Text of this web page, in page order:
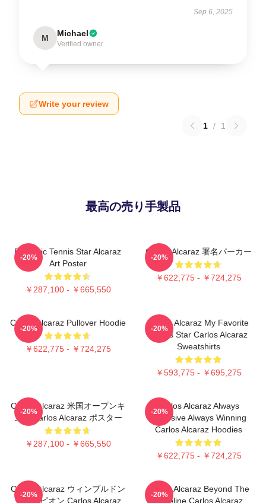
Sep 6, 2025
M Michael
Verified owner
Write your review
1 / 1
最高の売り手製品
Dynamic Tennis Star Alcaraz
Art Poster
￥287,100 - ￥665,550
-20%
Carlos Alcaraz 署名パーカー
￥622,775 - ￥724,275
-20%
Carlos Alcaraz Pullover Hoodie
￥622,775 - ￥724,275
-20%
Carlos Alcaraz My Favorite
Tennis Star Carlos Alcaraz
Sweatshirts
￥593,775 - ￥695,275
-20%
Carlos Alcaraz 米国オープンキ
ング Carlos Alcaraz ポスター
￥287,100 - ￥665,550
-20%
Carlos Alcaraz Always
Explosive Always Winning
Carlos Alcaraz Hoodies
￥622,775 - ￥724,275
-20%
Carlos Alcaraz ウィンブルドン
チャンピオン Carlos Alcaraz
-20%
Carlos Alcaraz Beyond The
Baseline Carlos Alcaraz
-20%